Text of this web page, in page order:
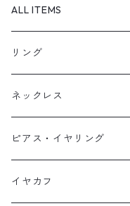
ALL ITEMS
リング
天然石1点ものリング【
天然石1点ものリング【
定番リング
ネックレス
天然石1点ものネックレ
定番ネックレス
ピアス・イヤリング
天然石1点ものピアス（
イヤカフ